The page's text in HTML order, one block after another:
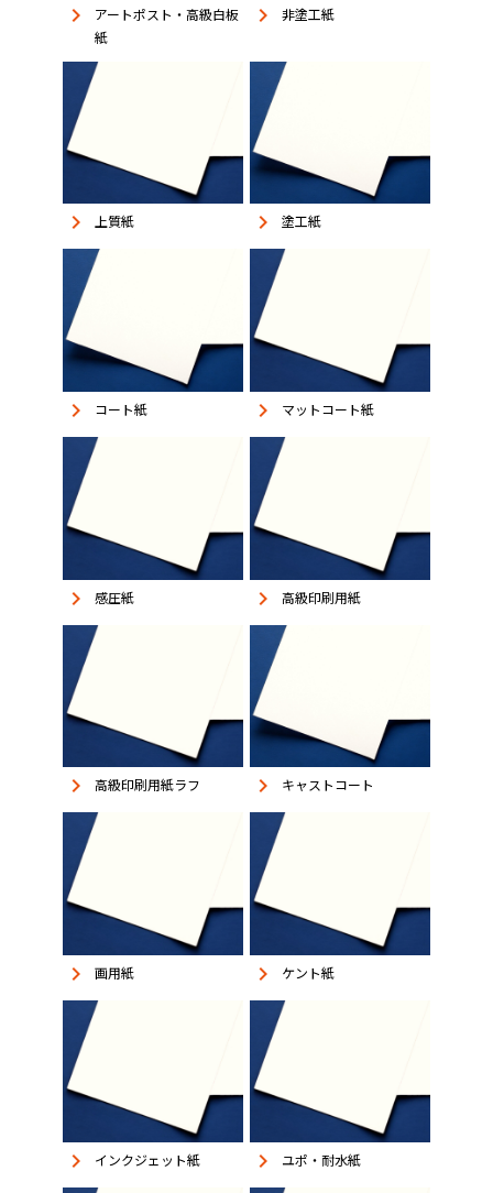
keyboard_arrow_right
アートポスト・高級白板
紙
keyboard_arrow_right 非塗工紙
keyboard_arrow_right 上質紙 keyboard_arrow_right 塗工紙
keyboard_arrow_right コート紙 keyboard_arrow_right マットコート紙
keyboard_arrow_right 感圧紙 keyboard_arrow_right 高級印刷用紙
keyboard_arrow_right 高級印刷用紙ラフ keyboard_arrow_right キャストコート
keyboard_arrow_right 画用紙 keyboard_arrow_right ケント紙
keyboard_arrow_right インクジェット紙 keyboard_arrow_right ユポ・耐水紙